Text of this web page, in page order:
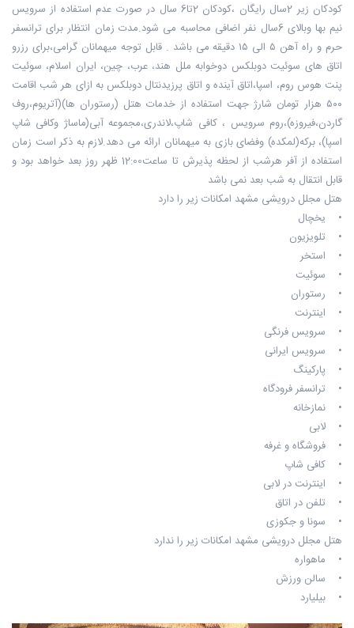
کودکان زیر 2سال رایگان ،کودکان 2تا6 سال در صورت عدم استفاده از سرویس
نیم بها وبالای 6سال نفر اضافی محاسبه می شود.مدت زمان انتظار برای ترانسفر
حرم و راه آهن ٥ الی ١٥ دقیقه می باشد . قابل توجه میهمانان گرامی،برای رزرو
اتاق های سوئیت دوبلکس دوخوابه ملل هند، عرب، چین، ایران اسلام، سوئیت
پنت هوس روم، اسپا،اتاق آینده و اتاق پرزیدنتال دوبلکس به ازای هر شب اقامت
۵۰۰ هزار تومان شارژ جهت استفاده از خدمات هتل (رستوران ها)(آتریوم،روف
گاردن،فیروزه)،روم سرویس ، کافی شاپ،لاندری،مجموعه آبی(ماساژ وکافی شاپ
اسپا)، برکه(لمکده) وفضای بازی به میهمانان ارائه می دهد.لازم به ذکر است زمان
استفاده از آفر هرشب از لحظه پذیرش تا ساعت12:00 ظهر روز بعد خواهد بود و
قابل انتقال به شب بعد نمی باشد
هتل مجلل درویشی مشهد امکانات زیر را دارد
• یخچال
• تلویزیون
• استخر
• سوئیت
• رستوران
• اینترنت
• سرویس فرنگی
• سرویس ایرانی
• پارکینگ
• ترانسفر فرودگاه
• نمازخانه
• لابی
• فروشگاه و غرفه
• کافی شاپ
• اینترنت در لابی
• تلفن در اتاق
• سونا و جکوزی
هتل مجلل درویشی مشهد امکانات زیر را ندارد
• ماهواره
• سالن ورزش
• بیلیارد